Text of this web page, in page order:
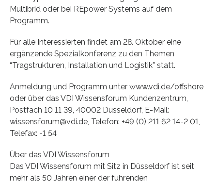
Multibrid oder bei REpower Systems auf dem
Programm.
Für alle Interessierten findet am 28. Oktober eine
ergänzende Spezialkonferenz zu den Themen
“Tragstrukturen, Installation und Logistik” statt.
Anmeldung und Programm unter www.vdi.de/offshore
oder über das VDI Wissensforum Kundenzentrum,
Postfach 10 11 39, 40002 Düsseldorf, E-Mail:
wissensforum@vdi.de, Telefon: +49 (0) 211 62 14-2 01,
Telefax: -1 54
Über das VDI Wissensforum
Das VDI Wissensforum mit Sitz in Düsseldorf ist seit
mehr als 50 Jahren einer der führenden